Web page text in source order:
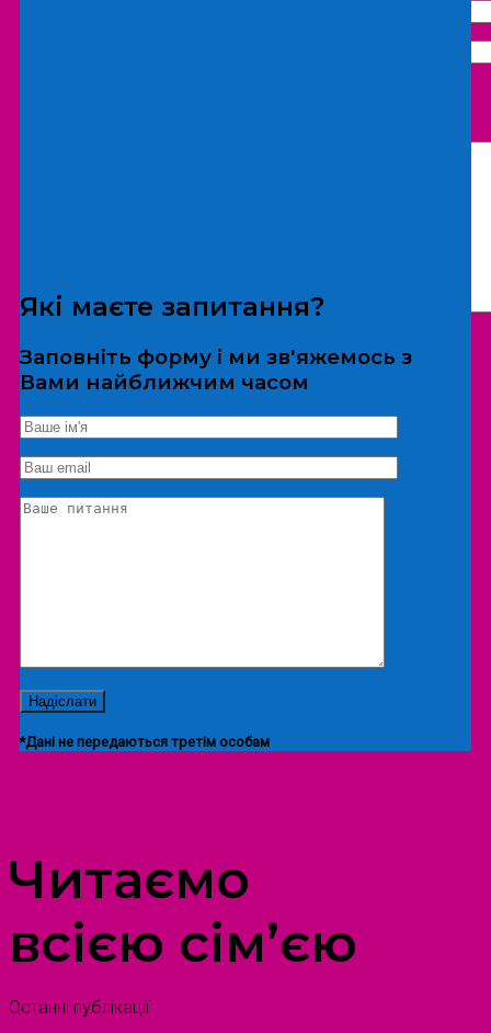
*Дані не передаються третім особам
Екскурсія/локація
Які маєте запитання?
Заповніть форму і ми зв'яжемось з
Вами найближчим часом
*Дані не передаються третім особам
Читаємо
всією сім’єю
Останні публікації